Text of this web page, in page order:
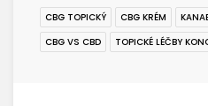
CBG TOPICKÝ CBG KRÉM
CBG VS CBD
TOPICKÉ LÉČBY